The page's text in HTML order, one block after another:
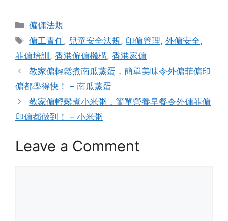
Categories
僱傭法規
Tags
傭工責任, 兒童安全法規, 印傭管理,外傭安全,
菲傭培訓 , 香港僱傭機構, 香港家傭
教家傭輕鬆煮南瓜蒸蛋，簡單美味令外傭菲傭印
傭都學得快！ – 南瓜蒸蛋
教家傭輕鬆煮小米粥，簡單營養早餐令外傭菲傭
印傭都做到！ – 小米粥
Leave a Comment